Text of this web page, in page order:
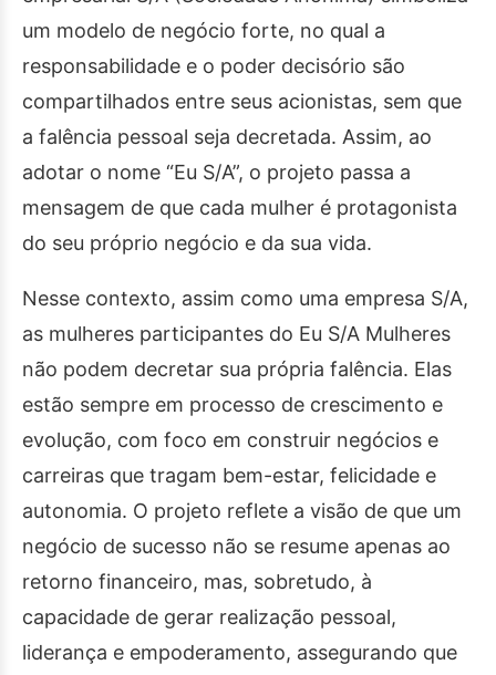
um modelo de negócio forte, no qual a
responsabilidade e o poder decisório são
compartilhados entre seus acionistas, sem que
a falência pessoal seja decretada. Assim, ao
adotar o nome “Eu S/A”, o projeto passa a
mensagem de que cada mulher é protagonista
do seu próprio negócio e da sua vida.
Nesse contexto, assim como uma empresa S/A,
as mulheres participantes do Eu S/A Mulheres
não podem decretar sua própria falência. Elas
estão sempre em processo de crescimento e
evolução, com foco em construir negócios e
carreiras que tragam bem-estar, felicidade e
autonomia. O projeto reflete a visão de que um
negócio de sucesso não se resume apenas ao
retorno financeiro, mas, sobretudo, à
capacidade de gerar realização pessoal,
liderança e empoderamento, assegurando que